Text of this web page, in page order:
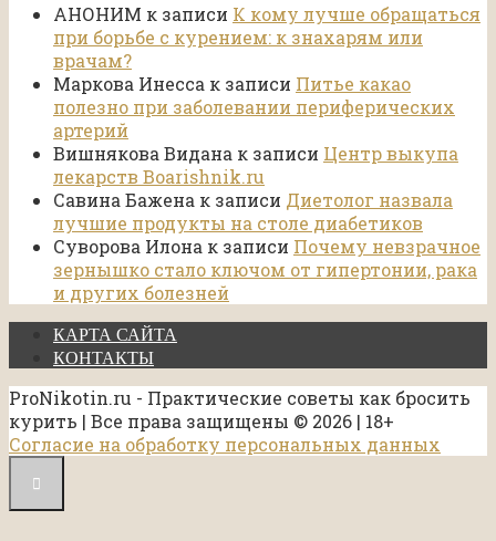
АНОНИМ к записи К кому лучше обращаться
при борьбе с курением: к знахарям или
врачам?
Маркова Инесса к записи Питье какао
полезно при заболевании периферических
артерий
Вишнякова Видана к записи Центр выкупа
лекарств Boarishnik.ru
Савина Бажена к записи Диетолог назвала
лучшие продукты на столе диабетиков
Суворова Илона к записи Почему невзрачное
зернышко стало ключом от гипертонии, рака
и других болезней
КАРТА САЙТА
КОНТАКТЫ
ProNikotin.ru - Практические советы как бросить
курить | Все права защищены © 2026 | 18+
Согласие на обработку персональных данных